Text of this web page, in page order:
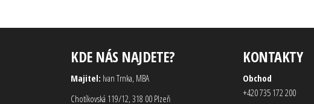
KDE NÁS NAJDETE?
Majitel: Ivan Trnka, MBA
Chotíkovská 119/12, 318 00 Plzeň
KONTAKTY
Obchod
+420 735 172 200